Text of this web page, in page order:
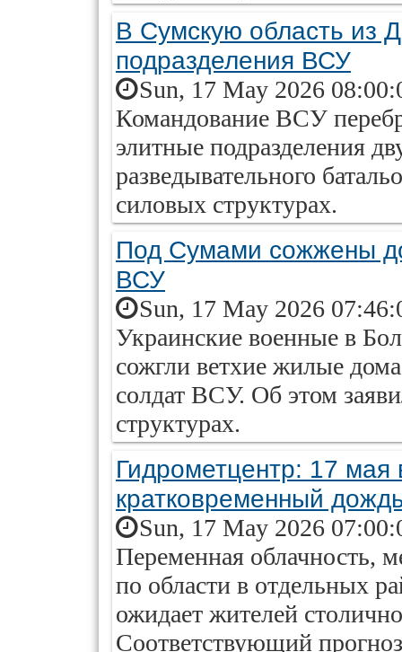
В Сумскую область из
подразделения ВСУ
Sun, 17 May 2026
Командование ВСУ
элитные подразделения
разведывательного
силовых структурах.
Под Сумами сожжены
ВСУ
Sun, 17 May 2026
Украинские военные в
сожгли ветхие жилые
солдат ВСУ. Об этом
структурах.
Гидрометцентр: 17 мая
кратковременный
Sun, 17 May 2026
Переменная облачность,
по области в отдельных
ожидает жителей
Соответствующий